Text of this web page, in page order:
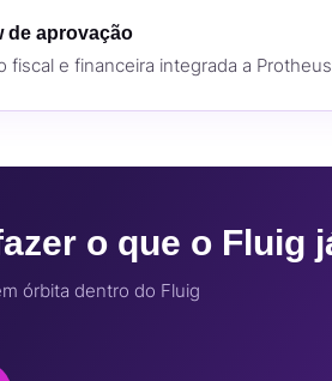
de aprovação
fiscal e financeira integrada a
o que o Fluig
órbita dentro do Fluig